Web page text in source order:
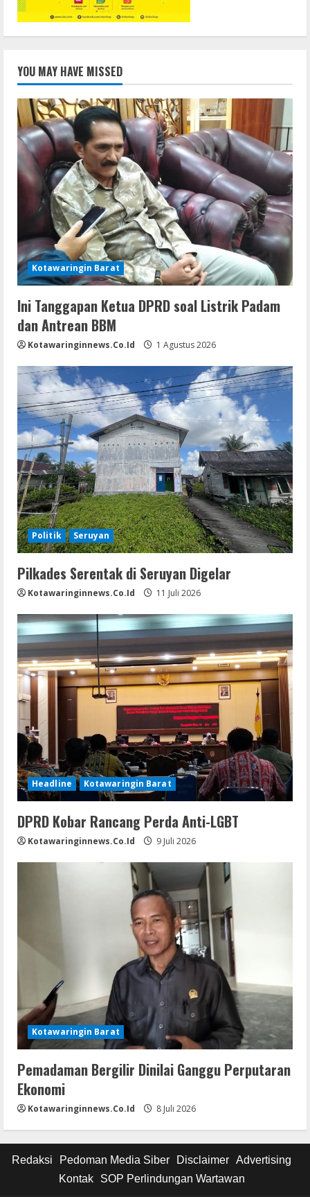
YOU MAY HAVE MISSED
Kotawaringin Barat
Ini Tanggapan Ketua DPRD soal Listrik Padam
dan Antrean BBM
Kotawaringinnews.co.id 1 Agustus 2026
Politik Seruyan
Pilkades Serentak di Seruyan Digelar
Kotawaringinnews.co.id 11 Juli 2026
Headline Kotawaringin Barat
DPRD Kobar Rancang Perda Anti-LGBT
Kotawaringinnews.co.id 9 Juli 2026
Kotawaringin Barat
Pemadaman Bergilir Dinilai Ganggu Perputaran
Ekonomi
Kotawaringinnews.co.id 8 Juli 2026
Redaksi Pedoman Media Siber Disclaimer Advertising
Kontak
SOP Perlindungan Wartawan